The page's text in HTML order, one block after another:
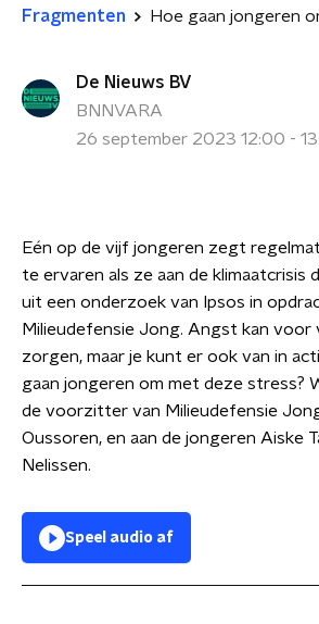
Fragmenten
De Nieuws BV
BNNVARA
26 september 2023 12:00 -
Eén op de vijf jongeren zegt
te ervaren als ze aan de klimaatcrisis
uit een onderzoek van Ipsos in
Milieudefensie Jong. Angst kan voor
zorgen, maar je kunt er ook van in
gaan jongeren om met deze stress?
de voorzitter van Milieudefensie
Oussoren, en aan de jongeren Aiske
Nelissen.
Speel audio af